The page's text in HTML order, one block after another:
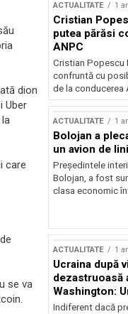
dion
Uber
care
se va
ACTUALITATE 1
Cristian
putea părăsi
ANPC
Cristian Popescu
confruntă cu
de la conducerea
ACTUALITATE 1
Bolojan a
un avion de
Președintele
Bolojan, a fost
clasa economic
ACTUALITATE 1
Ucraina după
dezastruoasă
Washington:
incertitudinii
Indiferent dacă